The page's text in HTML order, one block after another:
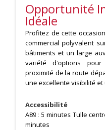
Opportunité
Idéale
Profitez de cette
commercial polyvalent
bâtiments et un large
variété d'options
proximité de la route
une excellente visibilité et
Accessibilité
A89 : 5 minutes Tulle
minutes